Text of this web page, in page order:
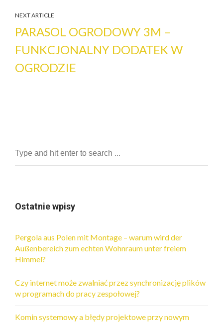
NEXT ARTICLE
PARASOL OGRODOWY 3M –
FUNKCJONALNY DODATEK W
OGRODZIE
Ostatnie wpisy
Pergola aus Polen mit Montage – warum wird der
Außenbereich zum echten Wohnraum unter freiem
Himmel?
Czy internet może zwalniać przez synchronizację plików
w programach do pracy zespołowej?
Komin systemowy a błędy projektowe przy nowym